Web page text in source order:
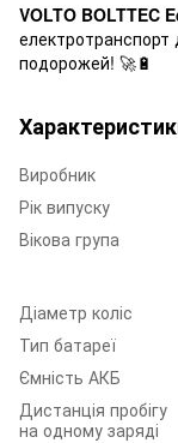
VOLTO BOLTTEC
подорожей! 🚀🔋
Виробник
Рік випуску
Вікова група
Діаметр коліс
Тип батареї
Ємність АКБ
Дистанція пробігу
на одному заряді